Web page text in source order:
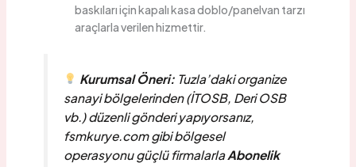
baskıları için kapalı kasa doblo/panelvan tarzı
araçlarla verilen hizmettir.
Kurumsal Öneri: Tuzla’daki organize
sanayi bölgelerinden (İTOSB, Deri OSB
vb.) düzenli gönderi yapıyorsanız,
fsmkurye.com gibi bölgesel
operasyonu güçlü firmalarlaAbonelik